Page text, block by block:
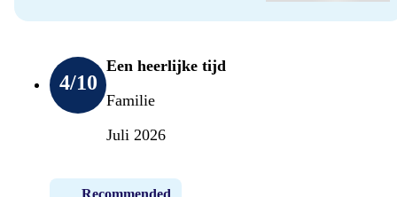
4/10
Een heerlijke tijd
Familie
Juli 2026
Recommended